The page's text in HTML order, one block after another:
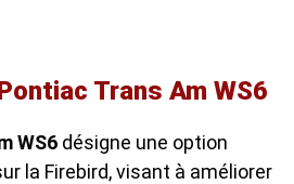
Trans Am WS6
WS6 désigne une option
la Firebird, visant à améliorer